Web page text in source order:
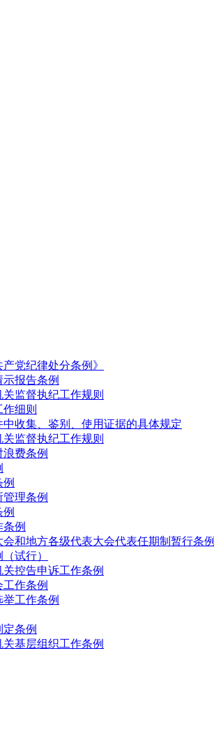
党纪律处分条例》
报告条例
监督执纪工作规则
细则
收集、鉴别、使用证据的具体规定
监督执纪工作规则
费条例
理条例
例
和地方各级代表大会代表任期制暂行条例
试行）
控告申诉工作条例
作条例
工作条例
条例
基层组织工作条例